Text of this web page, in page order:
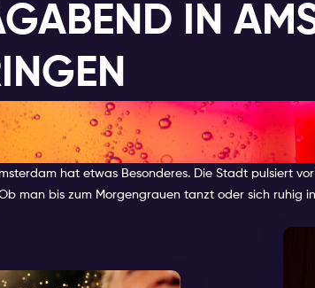
IN
Möglichkeiten, einen
hat etwas Besonderes. Die Stadt pulsiert
man bis zum Morgengrauen tanzt oder sich ruhig